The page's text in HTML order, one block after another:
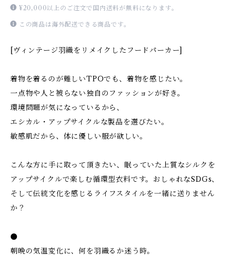
¥20,000以上のご注文で国内送料が無料になります。
この商品は海外配送できる商品です。
[ヴィンテージ羽織をリメイクしたフードパーカー]
着物を着るのが難しいTPOでも、着物を感じたい。
一点物や人と被らない独自のファッションが好き。
環境問題が気になっているから、
エシカル・アップサイクルな製品を選びたい。
敏感肌だから、体に優しい服が欲しい。
こんな方に手に取って頂きたい、眠っていた上質なシルクを
アップサイクルで楽しむ循環型衣料です。おしゃれなSDGs、
そして伝統文化を感じるライフスタイルを一緒に送りません
か？
●
朝晩の気温変化に、何を羽織るか迷う時。